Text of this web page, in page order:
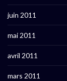
juin 2011
mai 2011
avril 2011
mars 2011